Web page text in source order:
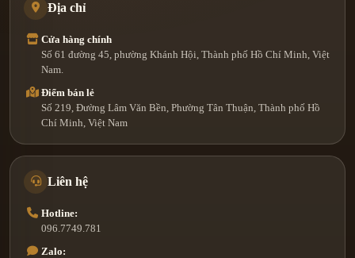
Địa chỉ
Cửa hàng chính
Số 61 đường 45, phường Khánh Hội, Thành phố Hồ Chí Minh, Việt
Nam.
Điểm bán lẻ
Số 219, Đường Lâm Văn Bền, Phường Tân Thuận, Thành phố Hồ
Chí Minh, Việt Nam
Liên hệ
Hotline:
096.7749.781
Zalo: